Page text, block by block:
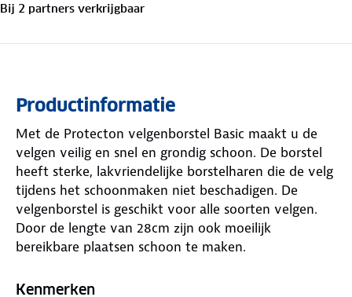
Bij 2 partners verkrijgbaar
Productinformatie
Met de Protecton velgenborstel Basic maakt u de
velgen veilig en snel en grondig schoon. De borstel
heeft sterke, lakvriendelijke borstelharen die de velg
tijdens het schoonmaken niet beschadigen. De
velgenborstel is geschikt voor alle soorten velgen.
Door de lengte van 28cm zijn ook moeilijk
bereikbare plaatsen schoon te maken.
Kenmerken